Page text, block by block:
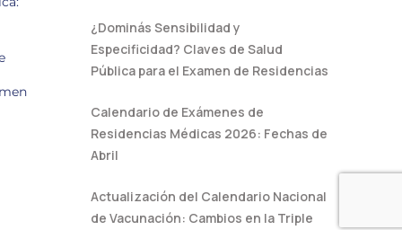
¿Dominás Sensibilidad y
Especificidad? Claves de Salud
Pública para el Examen de Residencias
Calendario de Exámenes de
Residencias Médicas 2026: Fechas de
Abril
Actualización del Calendario Nacional
de Vacunación: Cambios en la Triple